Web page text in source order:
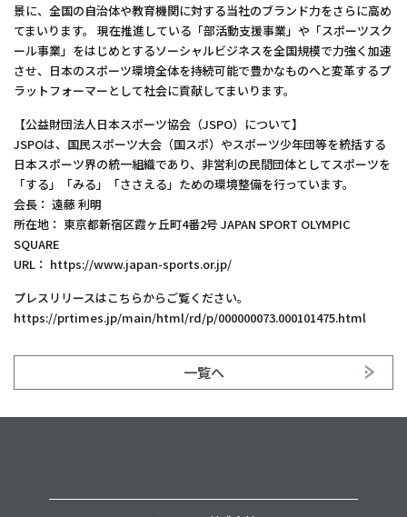
景に、全国の自治体や教育機関に対する当社のブランド力をさらに高め
てまいります。 現在推進している「部活動支援事業」や「スポーツスク
ール事業」をはじめとするソーシャルビジネスを全国規模で力強く加速
させ、日本のスポーツ環境全体を持続可能で豊かなものへと変革するプ
ラットフォーマーとして社会に貢献してまいります。
【公益財団法人日本スポーツ協会（JSPO）について】
JSPOは、国民スポーツ大会（国スポ）やスポーツ少年団等を統括する
日本スポーツ界の統一組織であり、非営利の民間団体としてスポーツを
「する」「みる」「ささえる」ための環境整備を行っています。
会長： 遠藤 利明
所在地： 東京都新宿区霞ヶ丘町4番2号 JAPAN SPORT OLYMPIC
SQUARE
URL： https://www.japan-sports.or.jp/
プレスリリースはこちらからご覧ください。
https://prtimes.jp/main/html/rd/p/000000073.000101475.html
一覧へ